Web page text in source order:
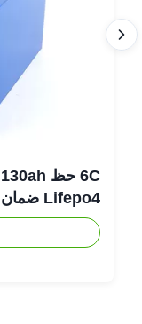
Lifepo4 ضمان 5 سنوات